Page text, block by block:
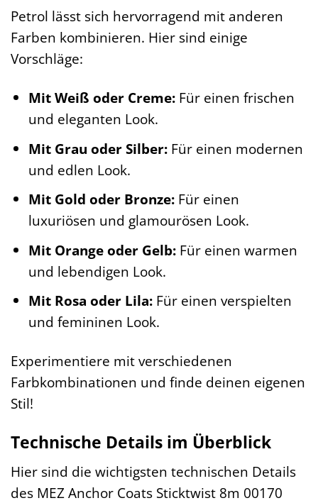
Petrol lässt sich hervorragend mit anderen
Farben kombinieren. Hier sind einige
Vorschläge:
Mit Weiß oder Creme:Für einen frischen
und eleganten Look.
Mit Grau oder Silber:Für einen modernen
und edlen Look.
Mit Gold oder Bronze:Für einen
luxuriösen und glamourösen Look.
Mit Orange oder Gelb:Für einen warmen
und lebendigen Look.
Mit Rosa oder Lila:Für einen verspielten
und femininen Look.
Experimentiere mit verschiedenen
Farbkombinationen und finde deinen eigenen
Stil!
Technische Details im Überblick
Hier sind die wichtigsten technischen Details
des MEZ Anchor Coats Sticktwist 8m 00170